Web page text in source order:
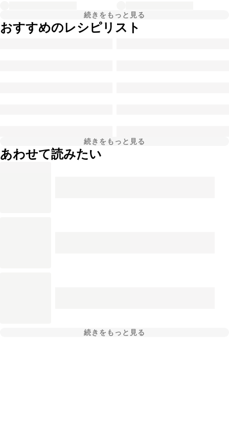
続きをもっと見る
おすすめのレシピリスト
続きをもっと見る
あわせて読みたい
続きをもっと見る